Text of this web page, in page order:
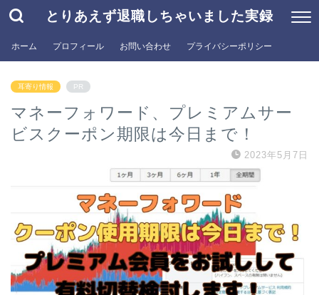
とりあえず退職しちゃいました実録
ホーム プロフィール お問い合わせ プライバシーポリシー
耳寄り情報 PR
マネーフォワード、プレミアムサー
ビスクーポン期限は今日まで！
2023年5月7日